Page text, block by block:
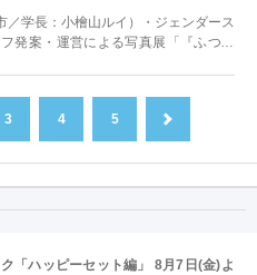
／学長：小檜山ルイ）・ジェンダース
発案・運営による写真展「『ふつう
3 4 5
「ハッピーセット編」 8月7日(金)よ